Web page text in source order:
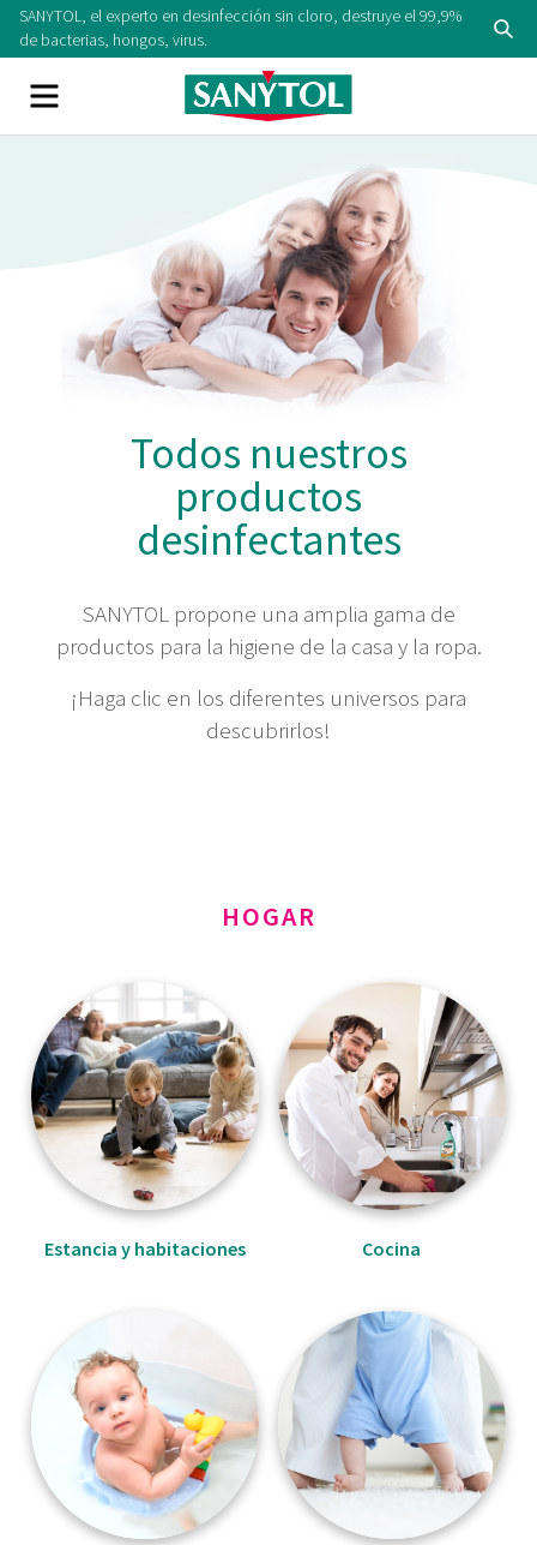
SANYTOL, el experto en desinfección sin cloro, destruye el 99,9%
de bacterias, hongos, virus.
Todos nuestros
productos
desinfectantes
SANYTOL propone una amplia gama de
productos para la higiene de la casa y la ropa.
¡Haga clic en los diferentes universos para
descubrirlos!
HOGAR
Estancia y habitaciones Cocina